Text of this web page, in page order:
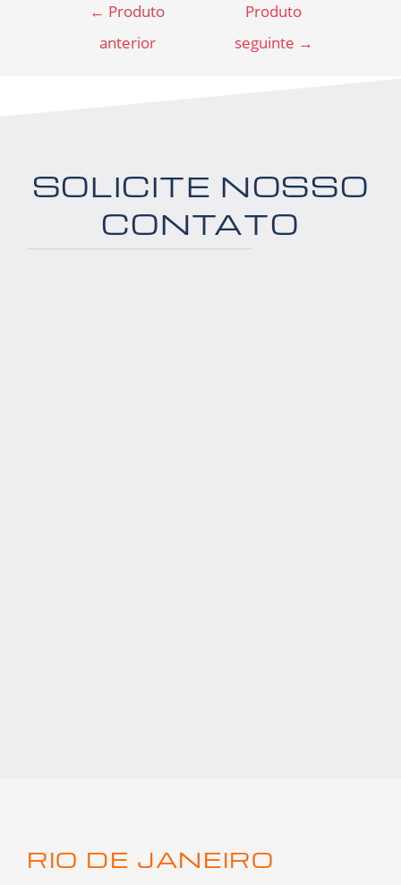
← Produto
anterior
Produto
seguinte →
SOLICITE NOSSO
CONTATO
RIO DE JANEIRO